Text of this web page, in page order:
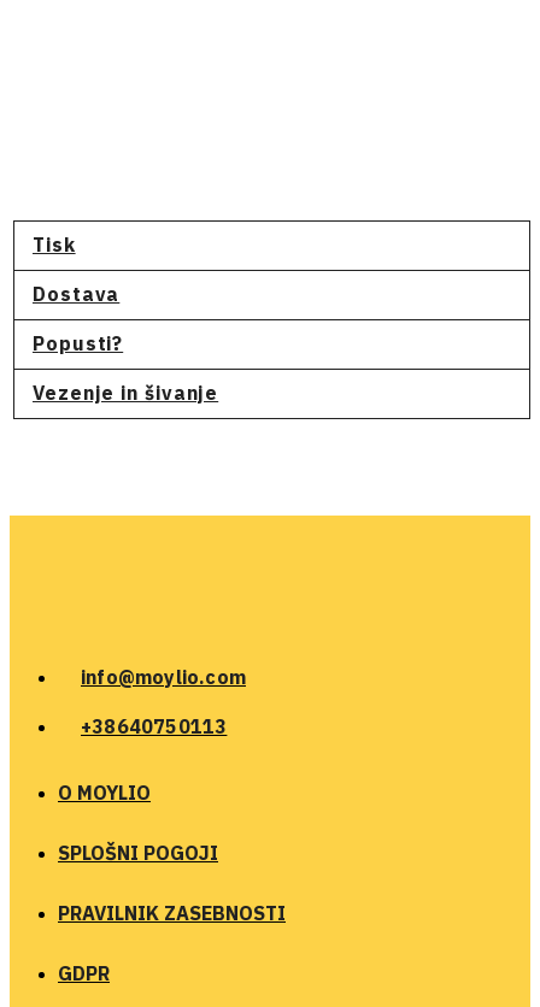
Tisk
Dostava
Popusti?
Vezenje in šivanje
info@moylio.com
+38640750113
O MOYLIO
SPLOŠNI POGOJI
PRAVILNIK ZASEBNOSTI
GDPR